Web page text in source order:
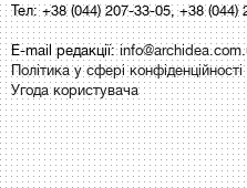
Тел: +38 (044) 207-33-05, +38
E-mail редакції:
Політика у сфері
Угода користувача